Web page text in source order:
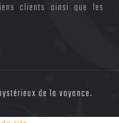
clients ainsi que les
de la voyance.